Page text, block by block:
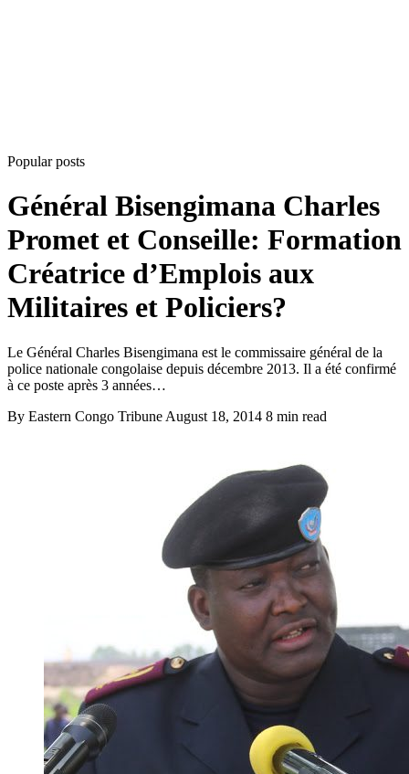
Popular posts
Général Bisengimana Charles
Promet et Conseille: Formation
Créatrice d’Emplois aux
Militaires et Policiers?
Le Général Charles Bisengimana est le commissaire général de la
police nationale congolaise depuis décembre 2013. Il a été confirmé
à ce poste après 3 années…
By Eastern Congo Tribune August 18, 2014 8 min read